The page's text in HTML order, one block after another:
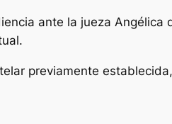
ante la jueza
previamente